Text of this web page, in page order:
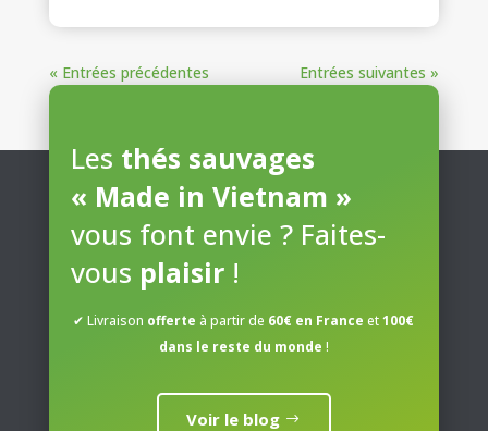
« Entrées précédentes Entrées suivantes »
Les thés sauvages
« Made in Vietnam »
vous font envie ? Faites-
vous plaisir!
✔ Livraison offerte à partir de 60€ en France et100€
dans le reste du monde !
Voir le blog